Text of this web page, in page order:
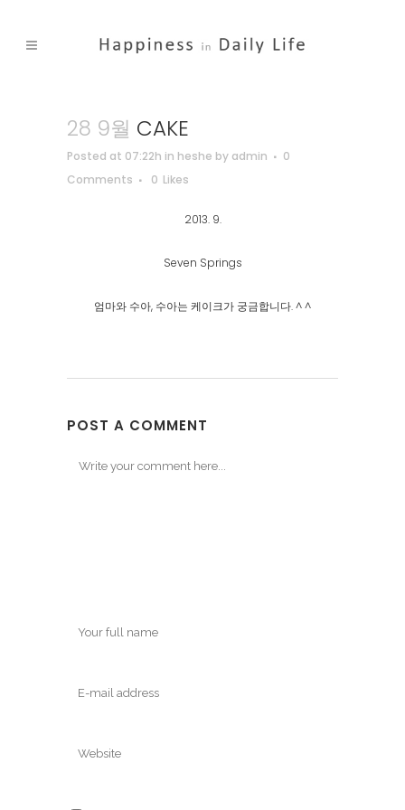
28 9월 CAKE
Posted at 07:22h in heshe by admin
0
Comments
0 Likes
2013. 9.
Seven Springs
엄마와 수아, 수아는 케이크가 궁금합니다. ^ ^
POST A COMMENT